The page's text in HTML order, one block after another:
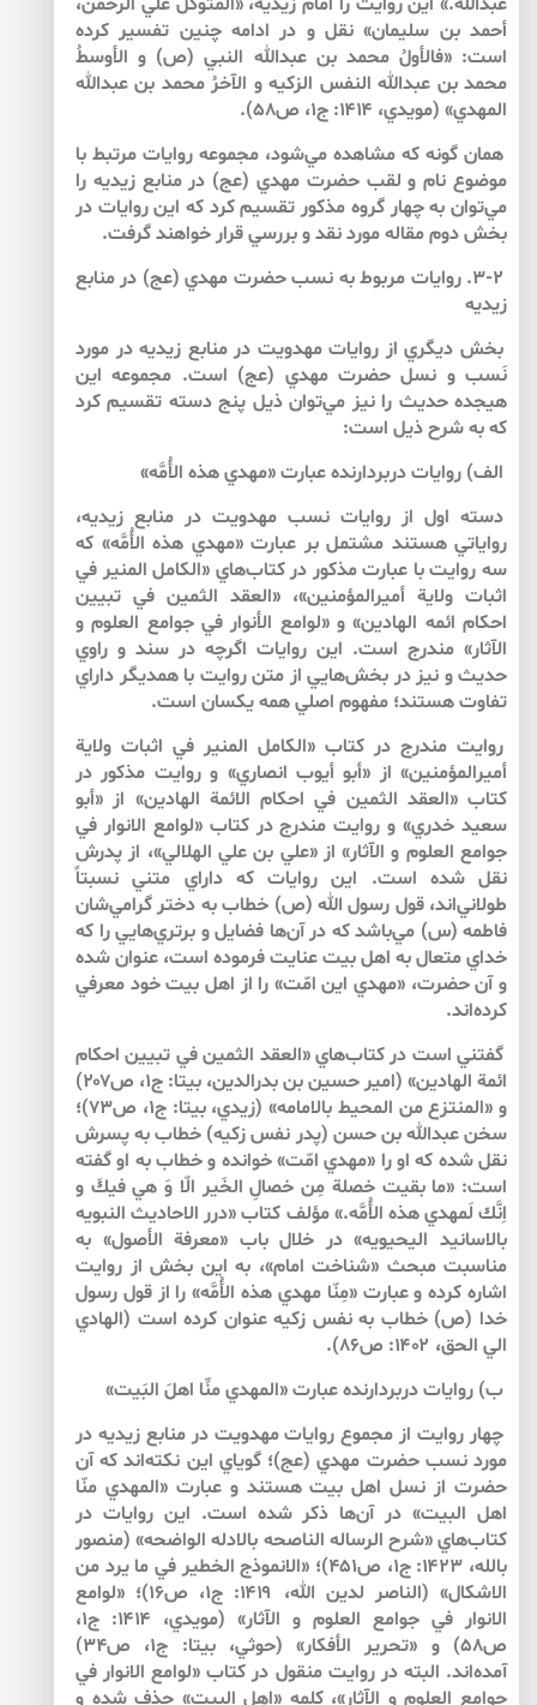
أحمد بن سليمان» نقل و در ادامه چنين تفسير كرده
است: «فالأولُ محمد بن عبدالله النبي (ص) و الأوسطُ
محمد بن عبدالله النفس الزكيه و الآخرُ محمد بن عبدالله
المهدي» (مويدي، ۱۴۱۴: ج۱، ص۵۸).
همان گونه كه مشاهده مي‌شود، مجموعه روايات مرتبط با
موضوع نام و لقب حضرت مهدي (عج) در منابع زيديه را
مي‌توان به چهار گروه مذكور تقسيم كرد كه اين روايات در
بخش دوم مقاله مورد نقد و بررسي قرار خواهند گرفت.
۳-۲. روايات مربوط به نسب حضرت مهدي (عج) در منابع
زيديه
بخش ديگري از روايات مهدويت در منابع زيديه در مورد
نَسب و نسل حضرت مهدي (عج) است. مجموعه اين
هيجده حديث را نيز مي‌توان ذيل پنج دسته تقسيم كرد
كه به شرح ذيل است:
الف) روايات دربردارنده عبارت «مهدي هذه الأُمَّه»
دسته اول از روايات نسب مهدويت در منابع زيديه،
رواياتي هستند مشتمل بر عبارت «مهدي هذه الأُمَّه» كه
سه روايت با عبارت مذكور در كتاب‌هاي «الكامل المنير في
اثبات ولاية أميرالمؤمنين»، «العقد الثمين في تبيين
احكام ائمه الهادين» و «لوامع الأنوار في جوامع العلوم و
الآثار» مندرج است. اين روايات اگرچه در سند و راوي
حديث و نيز در بخش‌هايي از متن روايت با همديگر داراي
تفاوت هستند؛ مفهوم اصلي همه يكسان است.
روايت مندرج در كتاب «الكامل المنير في اثبات ولاية
أميرالمؤمنين» از «أبو أيوب انصاري» و روايت مذكور در
كتاب «العقد الثمين في احكام الائمة الهادين» از «أبو
سعيد خدري» و روايت مندرج در كتاب «لوامع الانوار في
جوامع العلوم و الآثار» از «علي بن علي الهلالي»، از پدرش
نقل شده است. اين روايات كه داراي متني نسبتاً
طولاني‌اند، قول رسول الله (ص) خطاب به دختر گرامي‌شان
فاطمه (س) مي‌باشد كه در آن‌ها فضايل و برتري‌هايي را كه
خداي متعال به اهل بيت عنايت فرموده است، عنوان شده
و آن حضرت، «مهدي اين امّت» را از اهل بيت خود معرفي
كرده‌اند.
گفتني است در كتاب‌هاي «العقد الثمين في تبيين احكام
ائمة الهادين» (امير حسين بن بدرالدين، بي­تا: ج۱، ص۲۰۷)
و «المنتزع من المحيط بالامامه» (زيدي، بي­تا: ج۱، ص۷۳)؛
سخن عبدالله بن حسن (پدر نفس زكيه) خطاب به پسرش
نقل شده كه او را «مهدي امّت» خوانده و خطاب به او گفته
است: «ما بقيت خصلة مِن خصالِ الخَير الّا وَ هي فيكَ و
اِنَّك لَمهدي هذه الأُمَّه.» مؤلف كتاب «درر الاحاديث النبويه
بالاسانيد اليحيويه» در خلال باب «معرفة الأصول» به
مناسبت مبحث «شناخت امام»، به اين بخش از روايت
اشاره كرده و عبارت «مِنّا مهدي هذه الأُمَّه» را از قول رسول
خدا (ص) خطاب به نفس زكيه عنوان كرده است (الهادي
الي الحق، ۱۴۰۲: ص۸۶).
ب) روايات دربردارنده عبارت «المهدي منِّا اهلَ البَيت»
چهار روايت از مجموع روايات مهدويت در منابع زيديه در
مورد نسب حضرت مهدي (عج)؛ گوياي اين نكته‌اند كه آن
حضرت از نسل اهل بيت هستند و عبارت «المهدي منّا
اهل البيت» در آن‌ها ذكر شده است. اين روايات در
كتاب‌هاي «شرح الرساله الناصحه بالادله الواضحه» (منصور
بالله، ۱۴۲۳: ج۱، ص۴۵۱)؛ «الانموذج الخطير في ما يرد من
الاشكال» (الناصر لدين الله، ۱۴۱۹: ج۱، ص۱۶)؛ «لوامع
الانوار في جوامع العلوم و الآثار» (مويدي، ۱۴۱۴: ج۱،
ص۵۸) و «تحرير الأفكار» (حوثي، بي­تا: ج۱، ص۳۴)
آمده‌اند. البته در روايت منقول در كتاب «لوامع الانوار في
جوامع العلوم و الآثار»، كلمه «اهل البيت» حذف شده و